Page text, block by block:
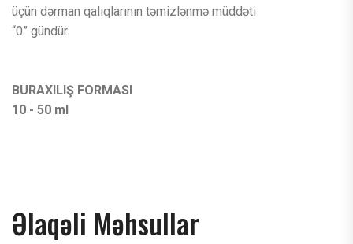
üçün dərman qalıqlarının təmizlənmə müddəti
“0” gündür.
BURAXILIŞ FORMASI
10 - 50 ml
Əlaqəli Məhsullar